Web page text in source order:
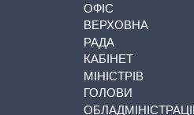
ОФІС
ВЕРХОВНА
РАДА
КАБІНЕТ
МІНІСТРІВ
ГОЛОВИ